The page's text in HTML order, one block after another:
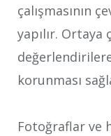
çalışmasının
yapılır. Ortaya
korunması
Fotoğraflar ve